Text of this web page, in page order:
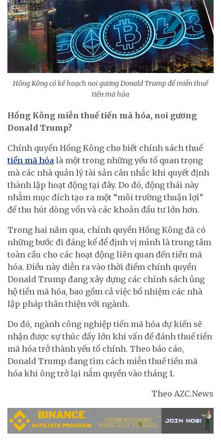
Hồng Kông có kế hoạch noi gương Donald Trump để miễn thuế
tiền mã hóa
Hồng Kông miễn thuế tiền mã hóa, noi gương
Donald Trump?
Chính quyền Hồng Kông cho biết chính sách thuế
tiền mã hóa là một trong những yếu tố quan trọng
mà các nhà quản lý tài sản cân nhắc khi quyết định
thành lập hoạt động tại đây. Do đó, động thái này
nhằm mục đích tạo ra một “môi trường thuận lợi”
để thu hút dòng vốn và các khoản đầu tư lớn hơn.
Trong hai năm qua, chính quyền Hồng Kông đã có
những bước đi đáng kể để định vị mình là trung tâm
toàn cầu cho các hoạt động liên quan đến tiền mã
hóa. Điều này diễn ra vào thời điểm chính quyền
Donald Trump đang xây dựng các chính sách ủng
hộ tiền mã hóa, bao gồm cả việc bổ nhiệm các nhà
lập pháp thân thiện với ngành.
Do đó, ngành công nghiệp tiền mã hóa dự kiến ​​sẽ
nhận được sự thúc đẩy lớn khi vấn đề đánh thuế tiền
mã hóa trở thành yếu tố chính. Theo báo cáo,
Donald Trump đang tìm cách miễn thuế tiền mã
hóa khi ông trở lại nắm quyền vào tháng 1.
Theo AZC.News